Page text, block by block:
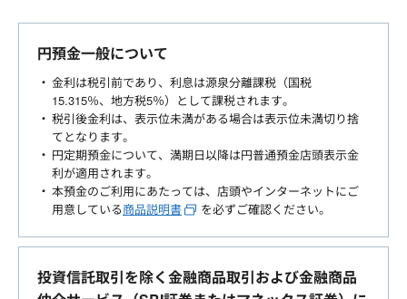
円預金一般について
金利は税引前であり、利息は源泉分離課税（国税
15.315％、地方税5％）として課税されます。
税引後金利は、表示位未満がある場合は表示位未満切り捨
てとなります。
円定期預金について、満期日以降は円普通預金店頭表示金
利が適用されます。
本預金のご利用にあたっては、店頭やインターネットにご
用意している商品説明書 を必ずご確認ください。
投資信託取引を除く金融商品取引および金融商品